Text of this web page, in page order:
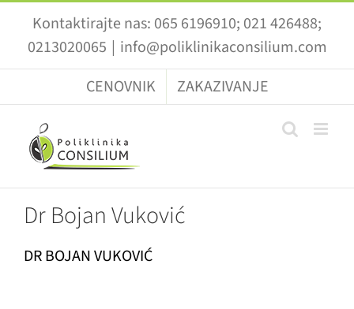
content
Kontaktirajte nas: 065 6196910; 021 426488;
0213020065 | info@poliklinikaconsilium.com
CENOVNIK
ZAKAZIVANJE
Dr Bojan Vuković
DR BOJAN VUKOVIĆ